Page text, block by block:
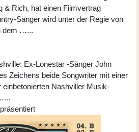
& Rich, hat einen Filmvertrag
Sänger wird unter der Regie von
dem …...
Ex-Lonestar -Sänger John
Zeichens beide Songwriter mit einer
Nashviller Musik-